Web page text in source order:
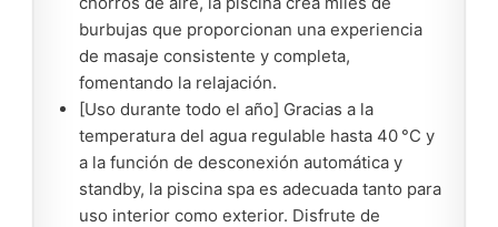
burbujas que proporcionan una experiencia
de masaje consistente y completa,
fomentando la relajación.
[Uso durante todo el año] Gracias a la
temperatura del agua regulable hasta 40 °C y
a la función de desconexión automática y
standby, la piscina spa es adecuada tanto para
uso interior como exterior. Disfrute de